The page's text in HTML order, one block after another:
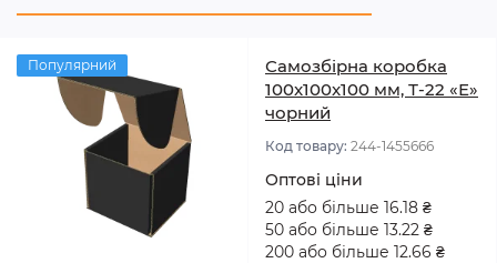
Популярний
Самозбірна коробка
100x100x100 мм, Т-22 «Е»
чорний
Код товару: 244-1455666
Оптові ціни
20 або більше 16.18 ₴
50 або більше 13.22 ₴
200 або більше 12.66 ₴